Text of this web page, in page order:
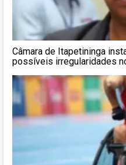
Câmara de Itapetininga
possíveis irregularidades